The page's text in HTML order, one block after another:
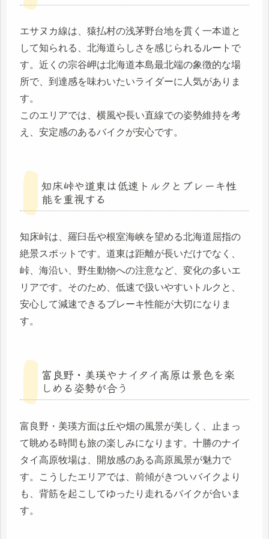
エサヌカ線は、猿払村の浅茅野台地を貫く一本道と
して知られる、北海道らしさを感じられるルートで
す。近くの宗谷岬は北海道本島最北端の象徴的な場
所で、到達感を味わいたいライダーに人気がありま
す。
このエリアでは、横風や長い直線での姿勢維持を考
え、安定感のあるバイクが安心です。
知床峠や道東は低速トルクとブレーキ性
能を重視する
知床峠は、羅臼岳や根室海峡を望める北海道屈指の
絶景スポットです。道東は距離が長いだけでなく、
峠、海沿い、野生動物への注意など、変化の多いエ
リアです。そのため、低速で扱いやすいトルクと、
安心して減速できるブレーキ性能が大切になりま
す。
富良野・美瑛やナイタイ高原は景色を楽
しめる姿勢が合う
富良野・美瑛方面は丘や畑の風景が美しく、止まっ
て眺める時間も旅の楽しみになります。十勝のナイ
タイ高原牧場は、開放感のある高原風景が魅力で
す。こうしたエリアでは、前傾がきついバイクより
も、背筋を起こしてゆったり走れるバイクが合いま
す。